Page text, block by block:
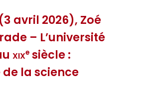
avril 2026), Zoé
– L’université
xixe siècle :
la science